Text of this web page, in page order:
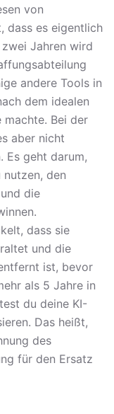
von
dass es eigentlich
Jahren wird
andere Tools in
dem idealen
machte. Bei der
aber nicht
Es geht darum,
den
die
dass sie
und die
ist, bevor
als 5 Jahre in
du deine KI-
Das heißt,
des
für den Ersatz